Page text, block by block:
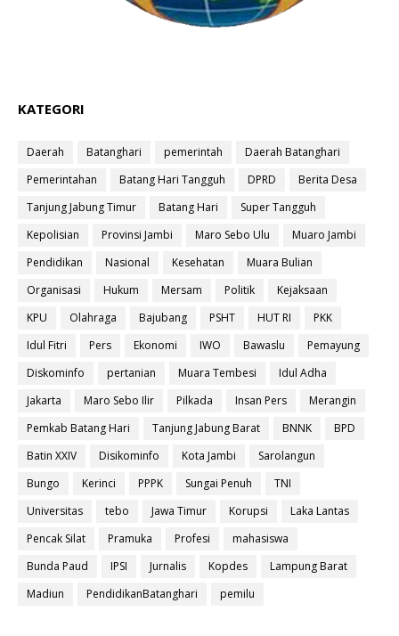
KATEGORI
Daerah Batanghari pemerintah
Daerah Batanghari
Pemerintahan
Batang Hari Tangguh DPRD
Berita Desa
Tanjung Jabung Timur
Batang Hari
Super Tangguh
Kepolisian
Provinsi Jambi Maro Sebo Ulu
Muaro Jambi
Pendidikan
Nasional Kesehatan
Muara Bulian
Organisasi
Hukum Mersam Politik
Kejaksaan
KPU
Olahraga Bajubang PSHT HUT RI
PKK
Idul Fitri
Pers Ekonomi IWO Bawaslu
Pemayung
Diskominfo
pertanian Muara Tembesi
Idul Adha
Jakarta
Maro Sebo Ilir Pilkada Insan Pers
Merangin
Pemkab Batang Hari
Tanjung Jabung Barat BNNK
BPD
Batin XXIV
Disikominfo Kota Jambi
Sarolangun
Bungo
Kerinci PPPK Sungai Penuh
TNI
Universitas
tebo Jawa Timur Korupsi
Laka Lantas
Pencak Silat
Pramuka Profesi
mahasiswa
Bunda Paud
IPSI Jurnalis Kopdes
Lampung Barat
Madiun
PendidikanBatanghari pemilu